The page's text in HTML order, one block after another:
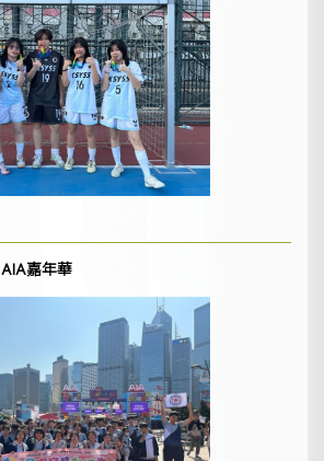
AIA嘉年華